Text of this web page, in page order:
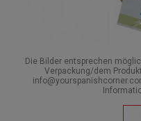
Die Bilder entsprechen
Verpackung/dem